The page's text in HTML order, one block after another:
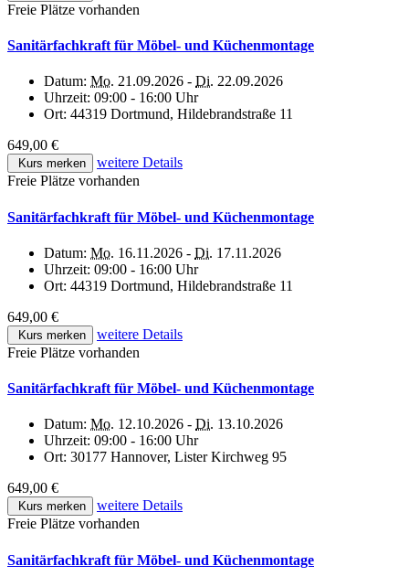
Freie Plätze vorhanden
Sanitärfachkraft für Möbel- und Küchenmontage
Datum: Mo. 21.09.2026 - Di. 22.09.2026
Uhrzeit: 09:00 - 16:00 Uhr
Ort: 44319 Dortmund, Hildebrandstraße 11
649,00 €
Kurs merken
weitere Details
Freie Plätze vorhanden
Sanitärfachkraft für Möbel- und Küchenmontage
Datum: Mo. 16.11.2026 - Di. 17.11.2026
Uhrzeit: 09:00 - 16:00 Uhr
Ort: 44319 Dortmund, Hildebrandstraße 11
649,00 €
Kurs merken
weitere Details
Freie Plätze vorhanden
Sanitärfachkraft für Möbel- und Küchenmontage
Datum: Mo. 12.10.2026 - Di. 13.10.2026
Uhrzeit: 09:00 - 16:00 Uhr
Ort: 30177 Hannover, Lister Kirchweg 95
649,00 €
Kurs merken
weitere Details
Freie Plätze vorhanden
Sanitärfachkraft für Möbel- und Küchenmontage